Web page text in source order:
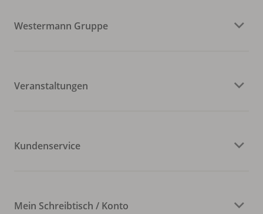
Westermann Gruppe
Veranstaltungen
Kundenservice
Mein Schreibtisch / Konto